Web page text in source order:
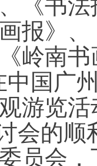
报》
岭南
国广
游览
会的
员会